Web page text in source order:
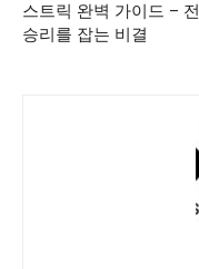
스트릭 완벽 가이드 –
승리를 잡는 비결